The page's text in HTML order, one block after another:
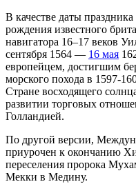
В качестве даты
рождения известного
навигатора 16–17 веков
сентября 1564 — 16 мая
европейцем, достигшим
морского похода в 1597-
Стране восходящего
развитии торговых
Голландией.
По другой версии,
приурочен к окончанию
переселения пророка
Мекки в Медину.